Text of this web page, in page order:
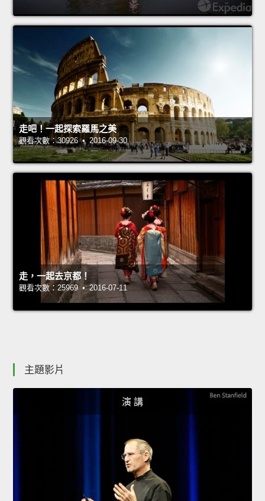
走吧！一起探索羅馬之美
觀看次數：30926 • 2016-09-30
走，一起去京都！
觀看次數：25969 • 2016-07-11
主題影片
演 講